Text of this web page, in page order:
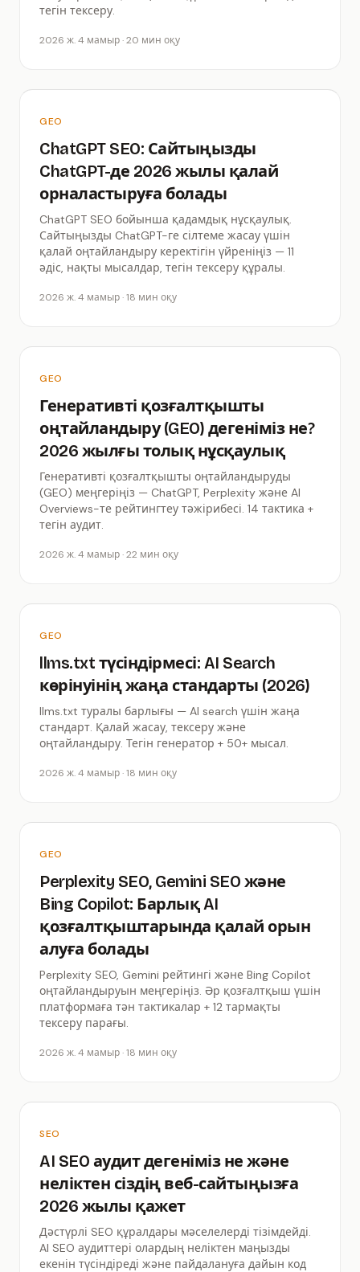
тегін тексеру.
2026 ж. 4 мамыр · 20 мин оқу
GEO
ChatGPT SEO: Сайтыңызды
ChatGPT-де 2026 жылы қалай
орналастыруға болады
ChatGPT SEO бойынша қадамдық нұсқаулық.
Сайтыңызды ChatGPT-ге сілтеме жасау үшін
қалай оңтайландыру керектігін үйреніңіз — 11
әдіс, нақты мысалдар, тегін тексеру құралы.
2026 ж. 4 мамыр · 18 мин оқу
GEO
Генеративті қозғалтқышты
оңтайландыру (GEO) дегеніміз не?
2026 жылғы толық нұсқаулық
Генеративті қозғалтқышты оңтайландыруды
(GEO) меңгеріңіз — ChatGPT, Perplexity және AI
Overviews-те рейтингтеу тәжірибесі. 14 тактика +
тегін аудит.
2026 ж. 4 мамыр · 22 мин оқу
GEO
llms.txt түсіндірмесі: AI Search
көрінуінің жаңа стандарты (2026)
llms.txt туралы барлығы — AI search үшін жаңа
стандарт. Қалай жасау, тексеру және
оңтайландыру. Тегін генератор + 50+ мысал.
2026 ж. 4 мамыр · 18 мин оқу
GEO
Perplexity SEO, Gemini SEO және
Bing Copilot: Барлық AI
қозғалтқыштарында қалай орын
алуға болады
Perplexity SEO, Gemini рейтингі және Bing Copilot
оңтайландыруын меңгеріңіз. Әр қозғалтқыш үшін
платформаға тән тактикалар + 12 тармақты
тексеру парағы.
2026 ж. 4 мамыр · 18 мин оқу
SEO
AI SEO аудит дегеніміз не және
неліктен сіздің веб-сайтыңызға
2026 жылы қажет
Дәстүрлі SEO құралдары мәселелерді тізімдейді.
AI SEO аудиттері олардың неліктен маңызды
екенін түсіндіреді және пайдалануға дайын код